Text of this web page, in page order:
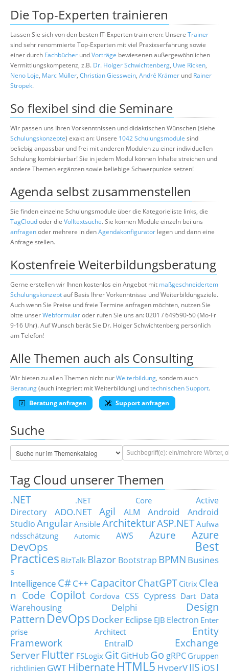
Die Top-Experten trainieren
Lassen Sie sich von den besten IT-Experten trainieren: Unsere Trainer
sind sehr renommierte Top-Experten mit viel Praxixserfahrung sowie
einer durch Fachbücher undVorträge bewiesenen außergewöhnlichen
Vermittlungskompetenz, z.B. Dr. Holger Schwichtenberg, Uwe Ricken,
Neno Loje, Marc Müller, Christian Giesswein, André Krämer und Rainer
Stropek.
So flexibel sind die Seminare
Wir passen uns Ihren Vorkenntnissen und didaktischen Wünschen (siehe
Schulungskonzepte) exakt an: Unsere 1042 Schulungsmodule sind
beliebig anpassbar und frei mit anderen Modulen zu einer individuellen
Schulung kombinierbar! Sie in jedem Modul können Inhalte streichen und
andere Themen ergänzen sowie beliebige Schwerpunkte setzen!
Agenda selbst zusammenstellen
Sie finden einzelne Schulungsmodule über die Kategorieliste links, die
TagCloudoder die Volltextsuche. Sie können Module einzeln bei uns
anfragenoder mehrere in denAgendakonfigurator legen und dann eine
Anfrage stellen.
Kostenfreie Weiterbildungsberatung
Gerne erstellen wir Ihnen kostenlos ein Angebot mit maßgeschneidertem
Schulungskonzeptauf Basis Ihrer Vorkenntnisse und Weiterbildungsziele.
Auch wenn Sie Preise und freie Termine anfragen möchten, nutzen Sie
bitte unserWebformularoder rufen Sie uns an: 0201 / 649590-50 (Mo-Fr
9-16 Uhr). Auf Wunsch berät Sie Dr. Holger Schwichtenberg persönlich
am Telefon!
Alle Themen auch als Consulting
Wir bieten zu allen Themen nicht nurWeiterbildung, sondern auch
Beratung(auch integriert mit Weiterbildung) undtechnischen Support.
Beratung anfragen
Support anfragen
Suche
Tag Cloud unserer Themen
.NET .NET Core
Active
Directory
ADO.NET Agil ALM Android
Android
StudioAngularAnsible ArchitekturASP.NETAufwa
ndsschätzung
Automic AWS Azure
Azure
DevOps
Best
Practices BizTalk Blazor Bootstrap BPMN Busines
s
Intelligence C#C++ CapacitorChatGPT Citrix Clea
n Code Copilot Cordova CSS Cypress Dart Data
Warehousing
Delphi
Design
Pattern DevOps DockerEclipse EJB Electron Enter
prise Architect
Entity
Framework
EntraID
Exchange
Server Flutter FSLogix Git GitHubGo gRPC Gruppen
richtlinien GWT HibernateHTML5 HyperVIIS iOSJ